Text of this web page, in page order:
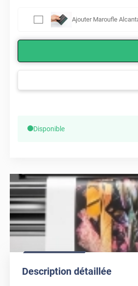
Ajouter Maroufle
Disponible
Description détaillée